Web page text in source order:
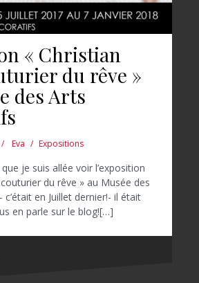
« Christian
du rêve »
des Arts
Eva Expositions
je suis allée voir l’exposition
du rêve » au Musée des
en Juillet dernier!- il était
en parle sur le blog![…]